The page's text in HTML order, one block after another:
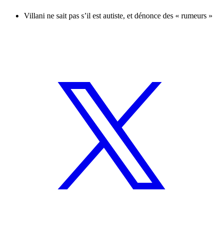
Villani ne sait pas s’il est autiste, et dénonce des « rumeurs »